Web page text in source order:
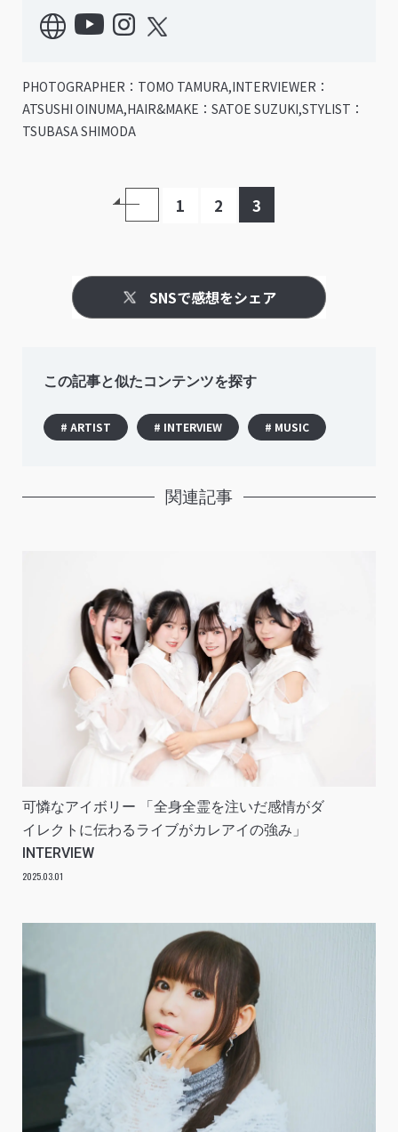
PHOTOGRAPHER：TOMO TAMURA,INTERVIEWER：
ATSUSHI OINUMA,HAIR&MAKE：SATOE SUZUKI,STYLIST：
TSUBASA SHIMODA
1 2 3
SNSで感想をシェア
この記事と似たコンテンツを探す
# ARTIST # INTERVIEW # MUSIC
関連記事
可憐なアイボリー 「全身全霊を注いだ感情がダ
イレクトに伝わるライブがカレアイの強み」
INTERVIEW
2025.03.01